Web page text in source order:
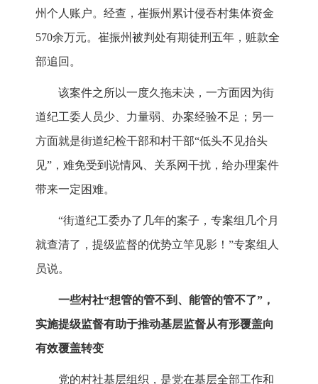
州个人账户。经查，崔振州累计侵吞村集体资金
570余万元。崔振州被判处有期徒刑五年，赃款全
部追回。
该案件之所以一度久拖未决，一方面因为街
道纪工委人员少、力量弱、办案经验不足；另一
方面就是街道纪检干部和村干部“低头不见抬头
见”，难免受到说情风、关系网干扰，给办理案件
带来一定困难。
“街道纪工委办了几年的案子，专案组几个月
就查清了，提级监督的优势立竿见影！”专案组人
员说。
一些村社“想管的管不到、能管的管不了”，
实施提级监督有助于推动基层监督从有形覆盖向
有效覆盖转变
党的村社基层组织，是党在基层全部工作和